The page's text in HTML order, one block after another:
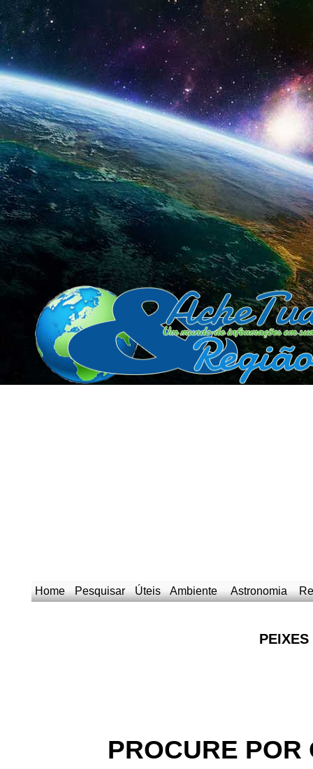
Home Pesquisar Úteis Ambiente Astronomia
PROCURE